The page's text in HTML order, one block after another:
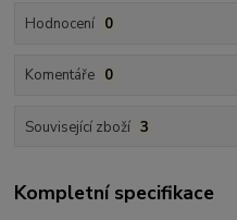
Hodnocení 0
Komentáře 0
Související zboží 3
Kompletní specifikace